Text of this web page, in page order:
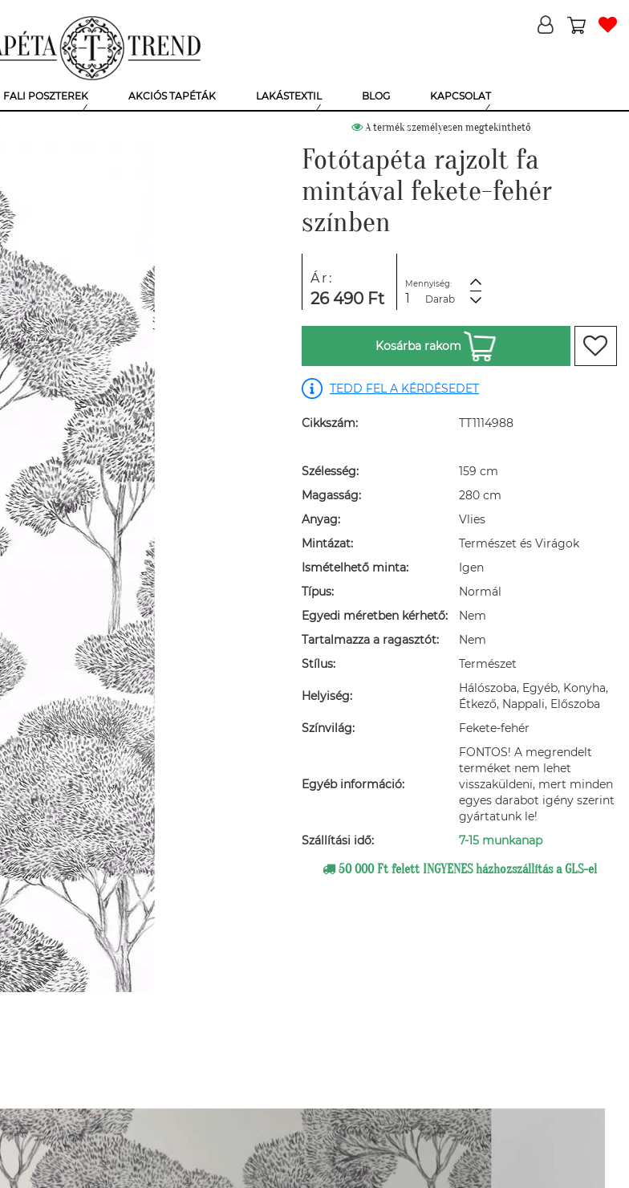
FALI POSZTEREK AKCIÓS TAPÉTÁK LAKÁSTEXTIL BLOG KAPCSOLAT
A termék személyesen megtekinthető
Fotótapéta rajzolt fa
mintával fekete-fehér
színben
Ár:
26 490 Ft
Mennyiség:
Darab
Kosárba rakom
TEDD FEL A KÉRDÉSEDET
Cikkszám: TT1114988
Szélesség:
159 cm
Magasság:
280 cm
Anyag:
Vlies
Mintázat:
Természet és Virágok
Ismételhető minta:
Igen
Típus:
Normál
Egyedi méretben kérhető:
Nem
Tartalmazza a ragasztót:
Nem
Stílus:
Természet
Helyiség:
Hálószoba, Egyéb, Konyha,
Étkező, Nappali, Előszoba
Színvilág:
Fekete-fehér
Egyéb információ:
FONTOS! A megrendelt
terméket nem lehet
visszaküldeni, mert minden
egyes darabot igény szerint
gyártatunk le!
Szállítási idő:
7-15 munkanap
50 000 Ft felett INGYENES házhozszállítás a GLS-el